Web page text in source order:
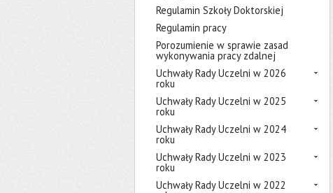
Regulamin Szkoły Doktorskiej
Regulamin pracy
Porozumienie w sprawie zasad
wykonywania pracy zdalnej
Uchwały Rady Uczelni w 2026
roku
Uchwały Rady Uczelni w 2025
roku
Uchwały Rady Uczelni w 2024
roku
Uchwały Rady Uczelni w 2023
roku
Uchwały Rady Uczelni w 2022